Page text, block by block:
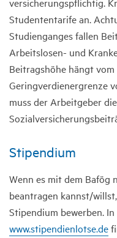
versicherungspflichtig.
Studententarife an.
Studienganges fallen
Arbeitslosen- und
Beitragshöhe hängt
Geringverdienergrenze
muss der Arbeitgeber
Stipendium
Wenn es mit dem Bafög
beantragen kannst/
Stipendium bewerben.
www.stipendienlotse.de